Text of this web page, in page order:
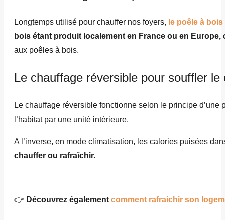
Longtemps utilisé pour chauffer nos foyers, le poêle à bois
bois étant produit localement en France ou en
aux poêles à bois.
Le chauffage réversible pour souffler le
Le chauffage réversible fonctionne selon le principe
l’habitat par une unité intérieure.
A l’inverse, en mode climatisation, les calories puisées
chauffer ou rafraîchir.
👉 Découvrez également comment rafraichir son